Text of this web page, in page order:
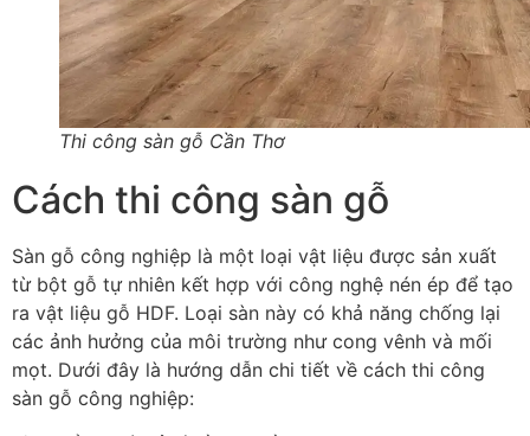
Thi công sàn gỗ Cần Thơ
Cách thi công sàn gỗ
Sàn gỗ công nghiệp là một loại vật liệu được sản xuất
từ bột gỗ tự nhiên kết hợp với công nghệ nén ép để tạo
ra vật liệu gỗ HDF. Loại sàn này có khả năng chống lại
các ảnh hưởng của môi trường như cong vênh và mối
mọt. Dưới đây là hướng dẫn chi tiết về cách thi công
sàn gỗ công nghiệp: